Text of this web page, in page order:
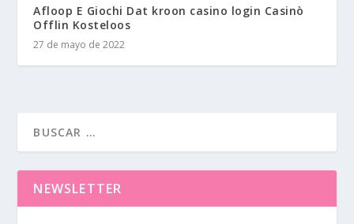
Afloop E Giochi Dat kroon casino login Casinò
Offlin Kosteloos
27 de mayo de 2022
NEWSLETTER